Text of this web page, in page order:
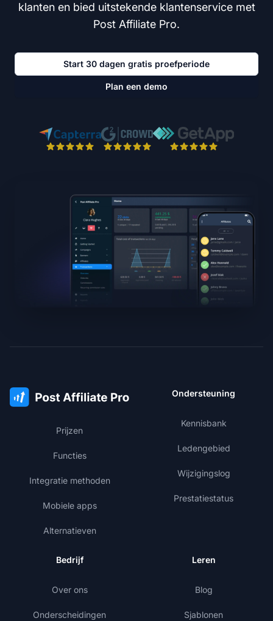
klanten en bied uitstekende klantenservice met
Post Affiliate Pro.
Start 30 dagen gratis proefperiode
Plan een demo
Prijzen
Functies
Integratie methoden
Mobiele apps
Alternatieven
Ondersteuning
Kennisbank
Ledengebied
Wijzigingslog
Prestatiestatus
Bedrijf
Over ons
Onderscheidingen
Leren
Blog
Sjablonen